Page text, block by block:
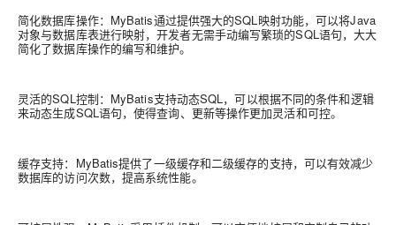
简化数据库操作：MyBatis通过提供强大的SQL映射功能，可以将Java
对象与数据库表进行映射，开发者无需手动编写繁琐的SQL语句，大大
简化了数据库操作的编写和维护。
灵活的SQL控制：MyBatis支持动态SQL，可以根据不同的条件和逻辑
来动态生成SQL语句，使得查询、更新等操作更加灵活和可控。
缓存支持：MyBatis提供了一级缓存和二级缓存的支持，可以有效减少
数据库的访问次数，提高系统性能。